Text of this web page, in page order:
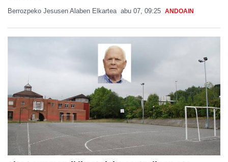
Aita Larramendi ikastolako sortzaileen eta
ondorengoen arteko katebegia